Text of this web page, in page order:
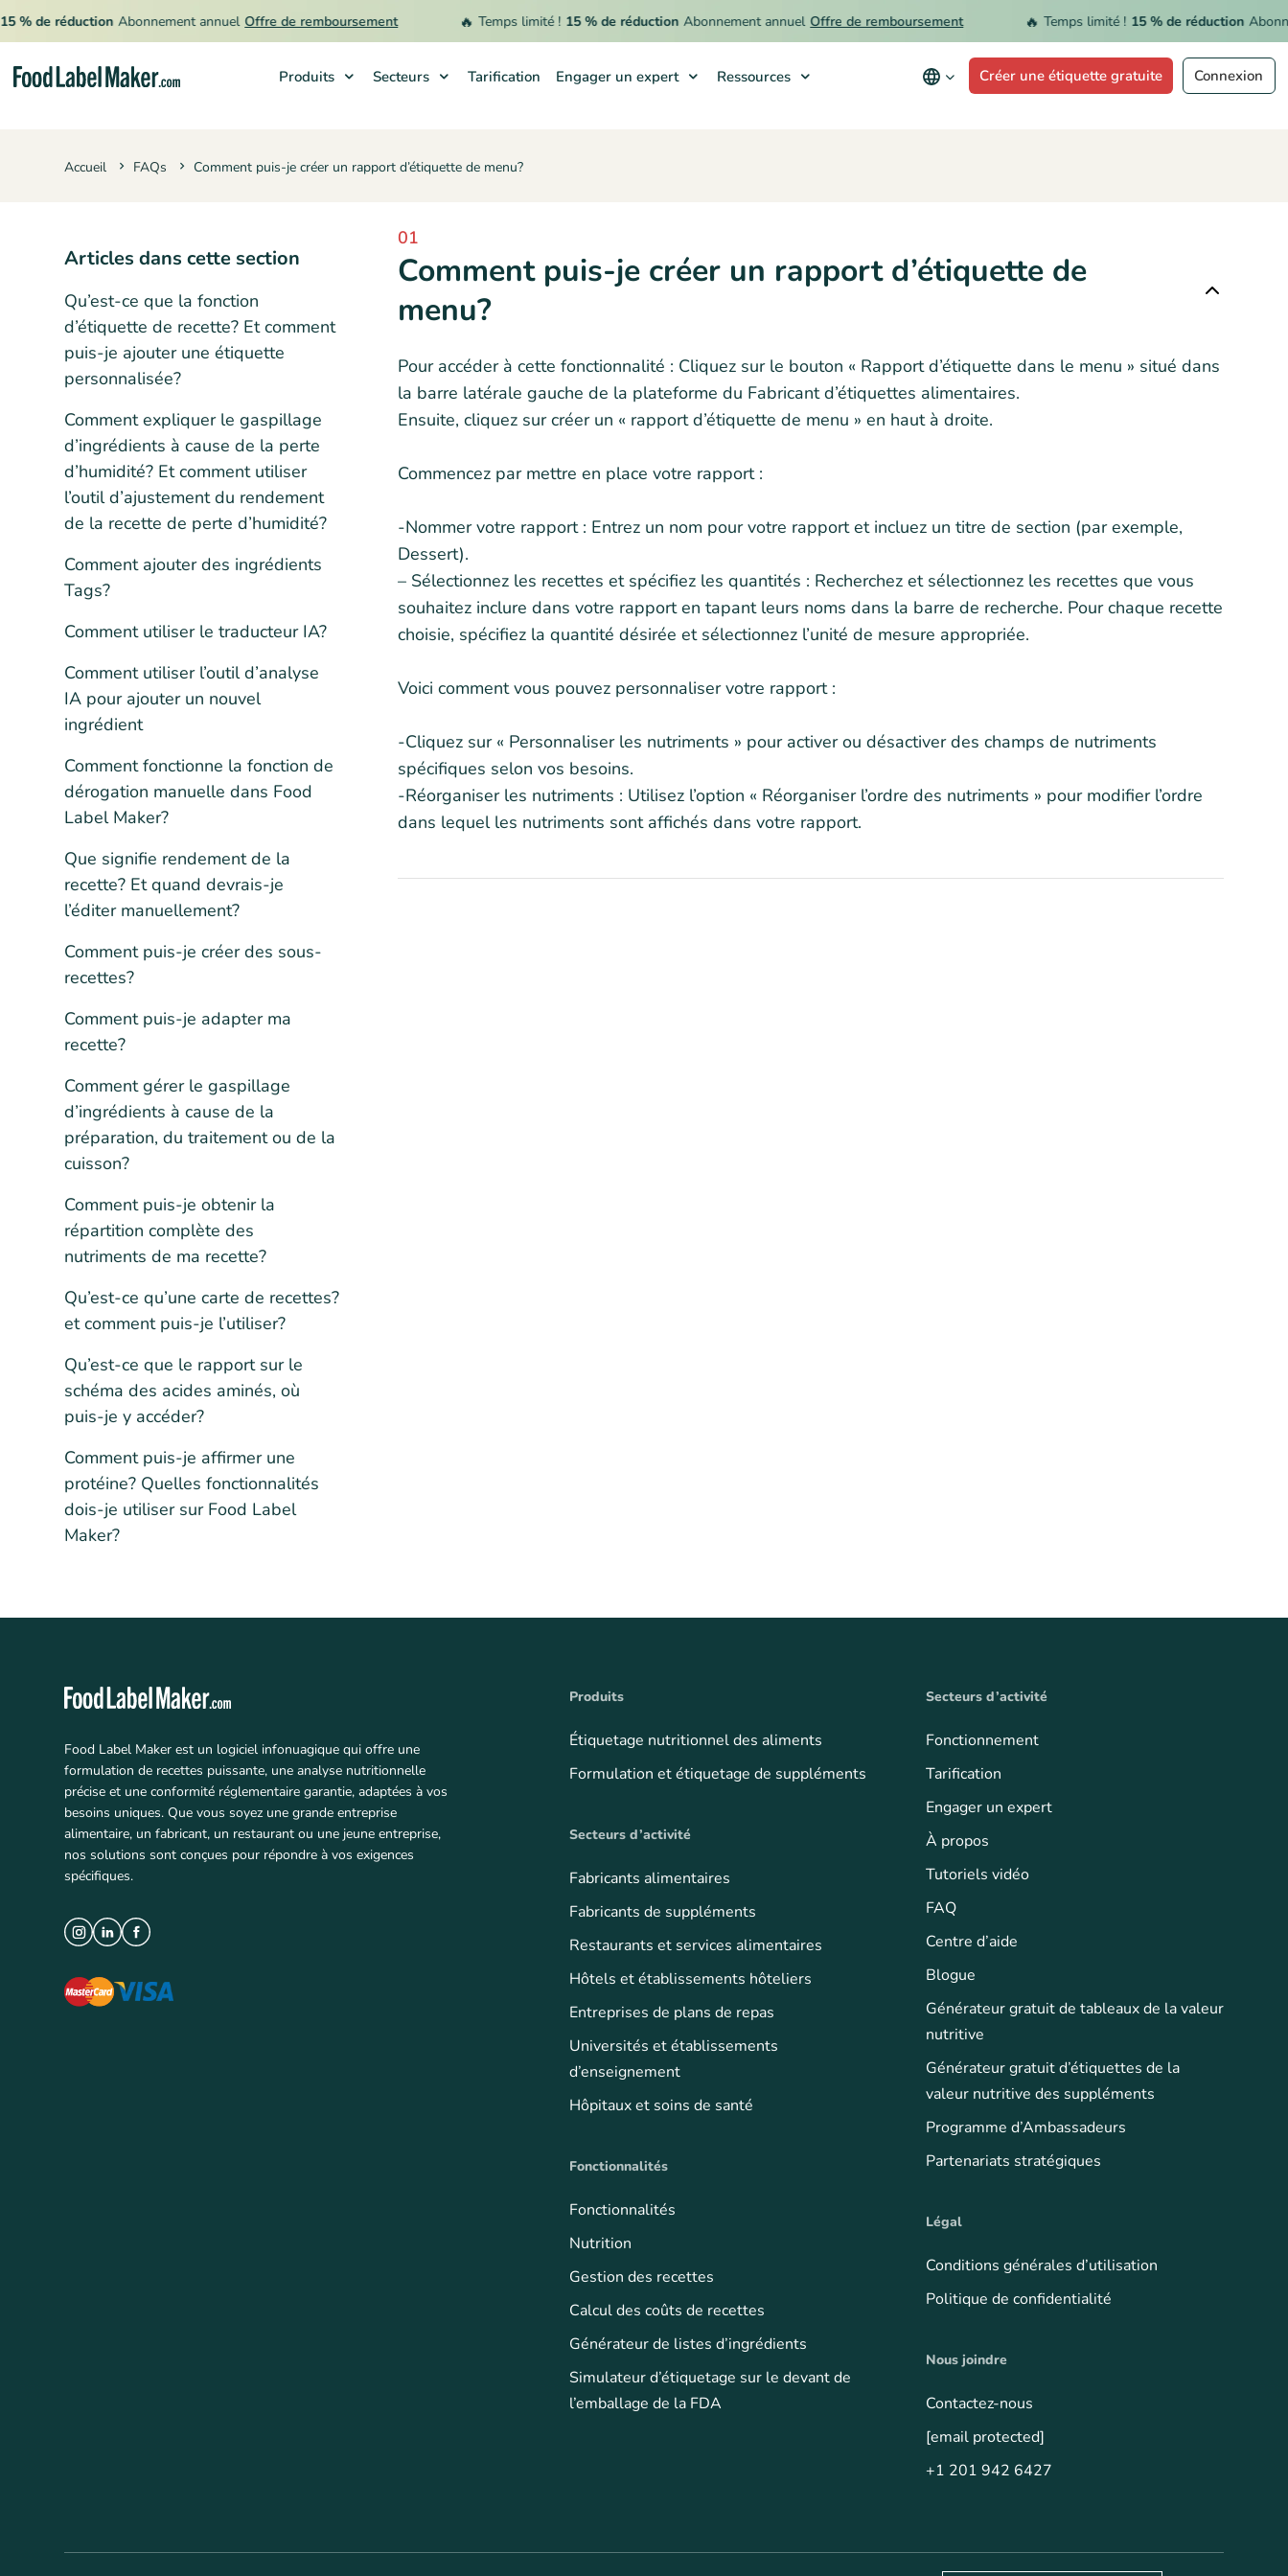
de réduction Abonnement annuel Offre de remboursement Temps limité ! 15 % de réduction Abonnement annuel Offre de remboursement Temps limité ! 15 % de réduction
Produits Secteurs Tarification Engager un expert Ressources Créer une étiquette gratuite Connexion
Accueil FAQs Comment puis-je créer un rapport d’étiquette de menu?
Articles dans cette section
Qu’est-ce que la fonction
d’étiquette de recette? Et comment
puis-je ajouter une étiquette
personnalisée?
Comment expliquer le gaspillage
d’ingrédients à cause de la perte
d’humidité? Et comment utiliser
l’outil d’ajustement du rendement
de la recette de perte d’humidité?
Comment ajouter des ingrédients
Tags?
Comment utiliser le traducteur IA?
Comment utiliser l’outil d’analyse
IA pour ajouter un nouvel
ingrédient
Comment fonctionne la fonction de
dérogation manuelle dans Food
Label Maker?
Que signifie rendement de la
recette? Et quand devrais-je
l’éditer manuellement?
Comment puis-je créer des sous-
recettes?
Comment puis-je adapter ma
recette?
Comment gérer le gaspillage
d’ingrédients à cause de la
préparation, du traitement ou de la
cuisson?
Comment puis-je obtenir la
répartition complète des
nutriments de ma recette?
Qu’est-ce qu’une carte de recettes?
et comment puis-je l’utiliser?
Qu’est-ce que le rapport sur le
schéma des acides aminés, où
puis-je y accéder?
Comment puis-je affirmer une
protéine? Quelles fonctionnalités
dois-je utiliser sur Food Label
Maker?
01
Comment puis-je créer un rapport d’étiquette de
menu?
Pour accéder à cette fonctionnalité : Cliquez sur le bouton « Rapport d’étiquette dans le menu » situé dans
la barre latérale gauche de la plateforme du Fabricant d’étiquettes alimentaires.
Ensuite, cliquez sur créer un « rapport d’étiquette de menu » en haut à droite.
Commencez par mettre en place votre rapport :
-Nommer votre rapport : Entrez un nom pour votre rapport et incluez un titre de section (par exemple,
Dessert).
– Sélectionnez les recettes et spécifiez les quantités : Recherchez et sélectionnez les recettes que vous
souhaitez inclure dans votre rapport en tapant leurs noms dans la barre de recherche. Pour chaque recette
choisie, spécifiez la quantité désirée et sélectionnez l’unité de mesure appropriée.
Voici comment vous pouvez personnaliser votre rapport :
-Cliquez sur « Personnaliser les nutriments » pour activer ou désactiver des champs de nutriments
spécifiques selon vos besoins.
-Réorganiser les nutriments : Utilisez l’option « Réorganiser l’ordre des nutriments » pour modifier l’ordre
dans lequel les nutriments sont affichés dans votre rapport.
Food Label Maker est un logiciel infonuagique qui offre une
formulation de recettes puissante, une analyse nutritionnelle
précise et une conformité réglementaire garantie, adaptées à vos
besoins uniques. Que vous soyez une grande entreprise
alimentaire, un fabricant, un restaurant ou une jeune entreprise,
nos solutions sont conçues pour répondre à vos exigences
spécifiques.
Produits
Étiquetage nutritionnel des aliments
Formulation et étiquetage de suppléments
Secteurs d’activité
Fabricants alimentaires
Fabricants de suppléments
Restaurants et services alimentaires
Hôtels et établissements hôteliers
Entreprises de plans de repas
Universités et établissements
d’enseignement
Hôpitaux et soins de santé
Fonctionnalités
Fonctionnalités
Nutrition
Gestion des recettes
Calcul des coûts de recettes
Générateur de listes d’ingrédients
Simulateur d’étiquetage sur le devant de
l’emballage de la FDA
Secteurs d’activité
Fonctionnement
Tarification
Engager un expert
À propos
Tutoriels vidéo
FAQ
Centre d’aide
Blogue
Générateur gratuit de tableaux de la valeur
nutritive
Générateur gratuit d’étiquettes de la
valeur nutritive des suppléments
Programme d’Ambassadeurs
Partenariats stratégiques
Légal
Conditions générales d’utilisation
Politique de confidentialité
Nous joindre
Contactez-nous
[email protected]
+1 201 942 6427
Secteurs
Engager un expert